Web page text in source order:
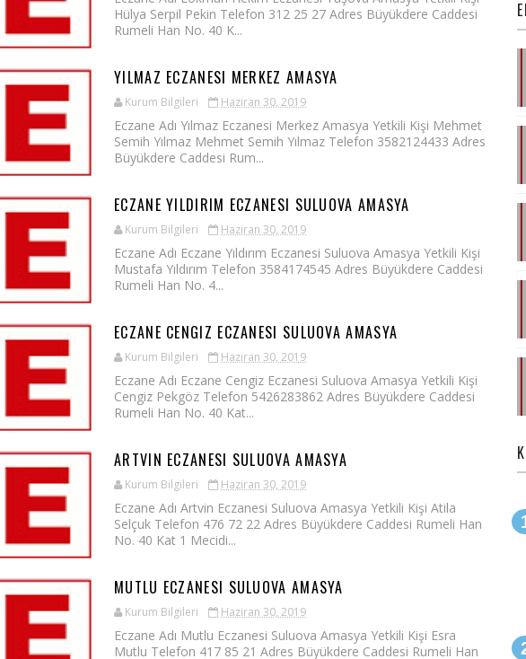
Hülya Serpil Pekin Telefon 312 25 27 Adres Büyükdere Caddesi
Rumeli Han No. 40 K...
YILMAZ ECZANESI MERKEZ AMASYA
Kurum Bilgileri Haziran 30, 2019
Eczane Adı Yılmaz Eczanesi Merkez Amasya Yetkili Kişi Mehmet
Semih Yılmaz Mehmet Semih Yılmaz Telefon 3582124433 Adres
Büyükdere Caddesi Rum...
ECZANE YILDIRIM ECZANESI SULUOVA AMASYA
Kurum Bilgileri Haziran 30, 2019
Eczane Adı Eczane Yıldırım Eczanesi Suluova Amasya Yetkili Kişi
Mustafa Yıldırım Telefon 3584174545 Adres Büyükdere Caddesi
Rumeli Han No. 4...
ECZANE CENGIZ ECZANESI SULUOVA AMASYA
Kurum Bilgileri Haziran 30, 2019
Eczane Adı Eczane Cengiz Eczanesi Suluova Amasya Yetkili Kişi
Cengiz Pekgöz Telefon 5426283862 Adres Büyükdere Caddesi
Rumeli Han No. 40 Kat...
ARTVIN ECZANESI SULUOVA AMASYA
Kurum Bilgileri Haziran 30, 2019
Eczane Adı Artvin Eczanesi Suluova Amasya Yetkili Kişi Atila
Selçuk Telefon 476 72 22 Adres Büyükdere Caddesi Rumeli Han
No. 40 Kat 1 Mecidi...
MUTLU ECZANESI SULUOVA AMASYA
Kurum Bilgileri Haziran 30, 2019
Eczane Adı Mutlu Eczanesi Suluova Amasya Yetkili Kişi Esra
Mutlu Telefon 417 85 21 Adres Büyükdere Caddesi Rumeli Han